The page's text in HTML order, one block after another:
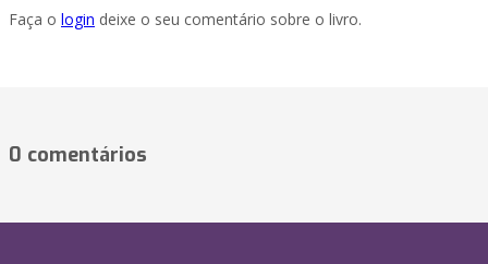
Faça o login deixe o seu comentário sobre o livro.
0 comentários